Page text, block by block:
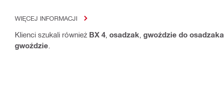
WIĘCEJ INFORMACJI
Klienci szukali również BX 4, osadzak gwoździe do osadzaka
gwoździe